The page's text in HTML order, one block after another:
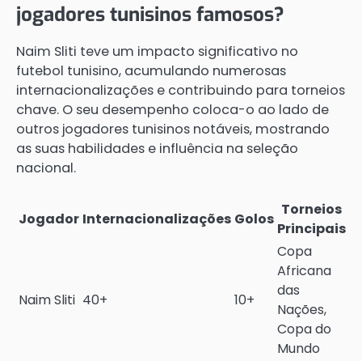
jogadores tunisinos famosos?
Naim Sliti teve um impacto significativo no
futebol tunisino, acumulando numerosas
internacionalizações e contribuindo para torneios
chave. O seu desempenho coloca-o ao lado de
outros jogadores tunisinos notáveis, mostrando
as suas habilidades e influência na seleção
nacional.
Jogador Internacionalizações Golos
Torneios
Principais
Naim Sliti 40+ 10+
Copa
Africana
das
Nações,
Copa do
Mundo